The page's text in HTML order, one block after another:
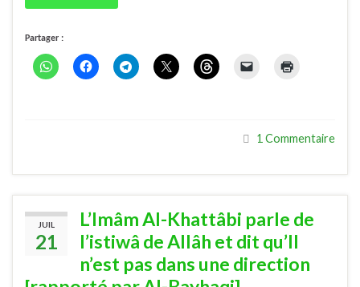
Partager :
1 Commentaire
JUIL
21
L’Imâm Al-Khattâbi parle de
l’istiwâ de Allâh et dit qu’Il
n’est pas dans une direction